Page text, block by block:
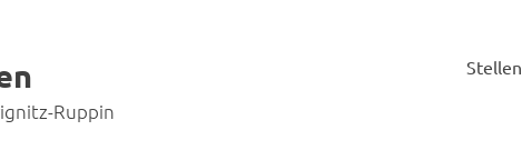
Ruppin
Stellen